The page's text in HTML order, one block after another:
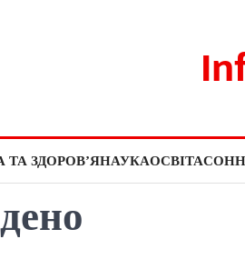
ТА ЗДОРОВ’ЯНАУКАОСВІТА